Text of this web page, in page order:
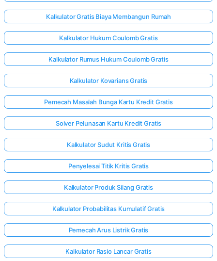
Kalkulator Gratis Biaya Membangun Rumah
Kalkulator Hukum Coulomb Gratis
Kalkulator Rumus Hukum Coulomb Gratis
Kalkulator Kovarians Gratis
Pemecah Masalah Bunga Kartu Kredit Gratis
Solver Pelunasan Kartu Kredit Gratis
Kalkulator Sudut Kritis Gratis
Penyelesai Titik Kritis Gratis
Kalkulator Produk Silang Gratis
Kalkulator Probabilitas Kumulatif Gratis
Pemecah Arus Listrik Gratis
Kalkulator Rasio Lancar Gratis